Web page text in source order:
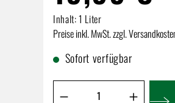
Inhalt:1 Liter
Preise inkl. MwSt. zzgl.
Sofort verfügbar
Produkt Anzahl: Gib